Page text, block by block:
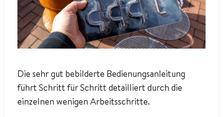
Die sehr gut bebilderte Bedienungsanleitung
führt Schritt für Schritt detailliert durch die
einzelnen wenigen Arbeitsschritte.